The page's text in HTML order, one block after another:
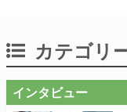
カテゴリ
インタビュー